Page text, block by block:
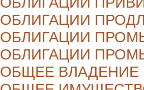
ОБЛИГАЦИИ
ОБЛИГАЦИИ
ОБЛИГАЦИИ
ОБЩЕЕ ВЛАДЕНИЕ